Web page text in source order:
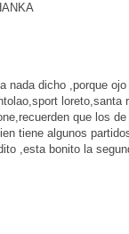
nada dicho ,porque
loreto,santa
que los
tiene algunos
,esta bonito la